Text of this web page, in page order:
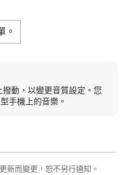
。
動，以變更音質設定。您
手機上的音樂。
新而變更，恕不另行通知。